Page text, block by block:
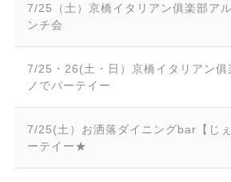
7/25（土）京橋イタリアン俱楽部ア
ンチ会
7/25・26(土・日）京橋イタリアン俱
ノでパーテイー
7/25(土）お洒落ダイニングbar【じ
ーテイー★